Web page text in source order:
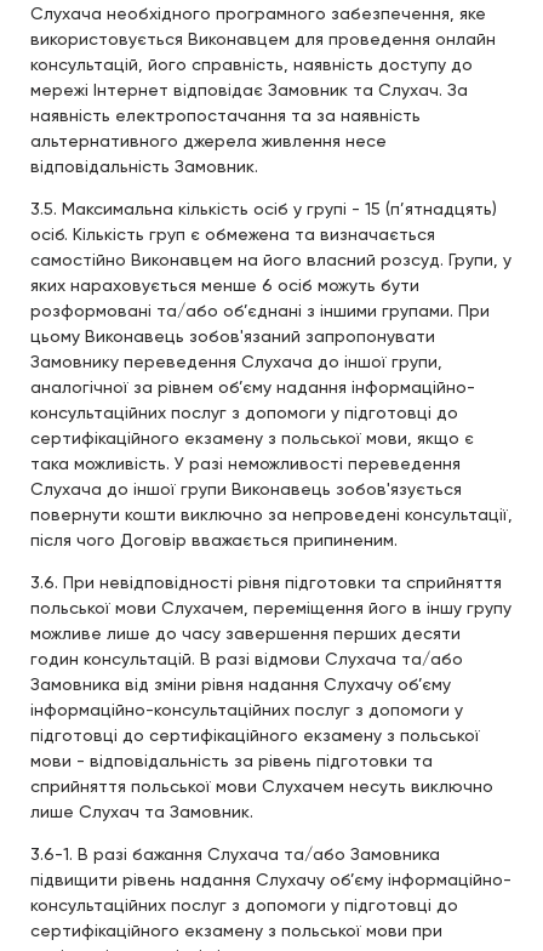
Слухача необхідного програмного забезпечення, яке
використовується Виконавцем для проведення онлайн
консультацій, його справність, наявність доступу до
мережі Інтернет відповідає Замовник та Слухач. За
наявність електропостачання та за наявність
альтернативного джерела живлення несе
відповідальність Замовник.
3.5. Максимальна кількість осіб у групі - 15 (п’ятнадцять)
осіб. Кількість груп є обмежена та визначається
самостійно Виконавцем на його власний розсуд. Групи, у
яких нараховується менше 6 осіб можуть бути
розформовані та/або об’єднані з іншими групами. При
цьому Виконавець зобов'язаний запропонувати
Замовнику переведення Слухача до іншої групи,
аналогічної за рівнем об’єму надання інформаційно-
консультаційних послуг з допомоги у підготовці до
сертифікаційного екзамену з польської мови, якщо є
така можливість. У разі неможливості переведення
Слухача до іншої групи Виконавець зобов'язується
повернути кошти виключно за непроведені консультації,
після чого Договір вважається припиненим.
3.6. При невідповідності рівня підготовки та сприйняття
польської мови Слухачем, переміщення його в іншу групу
можливе лише до часу завершення перших десяти
годин консультацій. В разі відмови Слухача та/або
Замовника від зміни рівня надання Слухачу об’єму
інформаційно-консультаційних послуг з допомоги у
підготовці до сертифікаційного екзамену з польської
мови - відповідальність за рівень підготовки та
сприйняття польської мови Слухачем несуть виключно
лише Слухач та Замовник.
3.6-1. В разі бажання Слухача та/або Замовника
підвищити рівень надання Слухачу об’єму інформаційно-
консультаційних послуг з допомоги у підготовці до
сертифікаційного екзамену з польської мови при